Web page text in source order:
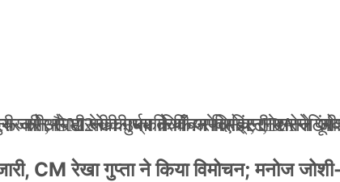
से मारने की धमकियाँ : सेलिब्रिटी
की कार्यकारिणी अपदस्थ, JDA ने
जारी, CM रेखा गुप्ता ने किया विमोचन; मनोज
की और 22 की उम्र तक बन गए इंटरनेशनल
जारी, CM रेखा गुप्ता ने किया विमोचन; मनोज